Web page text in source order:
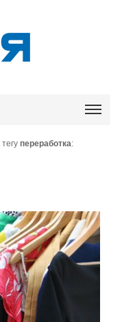
переработка: